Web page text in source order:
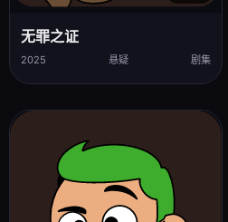
无罪之证
2025 悬疑 剧集